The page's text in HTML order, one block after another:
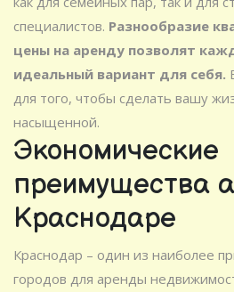
специалистов. Разнообразие
цены на аренду позволят
идеальный вариант для себя.
для того, чтобы сделать вашу
насыщенной.
Экономические
преимущества
Краснодаре
Краснодар – один из наиболее
городов для аренды